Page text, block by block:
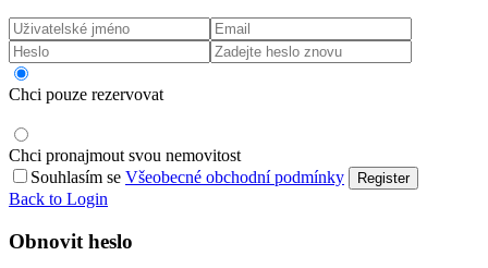
Chci pouze rezervovat
Chci pronajmout svou nemovitost
Souhlasím se Všeobecné obchodní podmínky Register
Back to Login
Obnovit heslo